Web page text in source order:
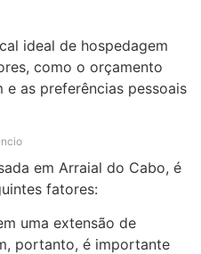
ideal de hospedagem
como o orçamento
as preferências pessoais
em Arraial do Cabo, é
fatores:
uma extensão de
portanto, é importante